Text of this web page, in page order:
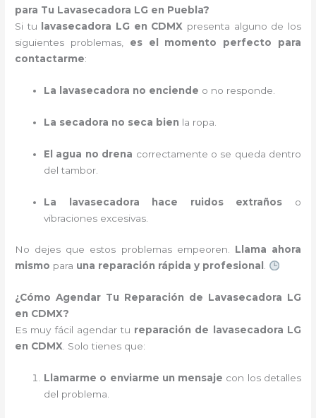
para Tu Lavasecadora LG en Puebla?
Si tu
lavasecadora LG en CDMX presenta alguno de los
siguientes problemas, es el momento perfecto para
contactarme:
La lavasecadora no enciende o no responde.
La secadora no seca bien la ropa.
El agua no drena correctamente o se queda dentro
del tambor.
La lavasecadora hace ruidos extraños o
vibraciones excesivas.
No dejes que estos problemas empeoren. Llama ahora
mismo para una reparación rápida y profesional .
¿Cómo Agendar Tu Reparación de Lavasecadora LG
en CDMX?
Es muy fácil agendar tu reparación de lavasecadora LG
en CDMX. Solo tienes que:
Llamarme o enviarme un mensaje con los detalles
del problema.